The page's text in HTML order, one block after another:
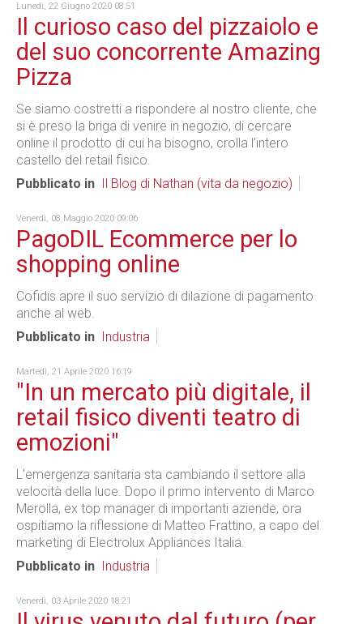
Lunedì, 22 Giugno 2020 08:51
Il curioso caso del pizzaiolo e
del suo concorrente Amazing
Pizza
Se siamo costretti a rispondere al nostro cliente, che
si è preso la briga di venire in negozio, di cercare
online il prodotto di cui ha bisogno, crolla l’intero
castello del retail fisico.
Pubblicato in
Il Blog di Nathan (vita da negozio)
Venerdì, 08 Maggio 2020 09:06
PagoDIL Ecommerce per lo
shopping online
Cofidis apre il suo servizio di dilazione di pagamento
anche al web.
Pubblicato in
Industria
Martedì, 21 Aprile 2020 16:19
"In un mercato più digitale, il
retail fisico diventi teatro di
emozioni"
L'emergenza sanitaria sta cambiando il settore alla
velocità della luce. Dopo il primo intervento di Marco
Merolla, ex top manager di importanti aziende, ora
ospitiamo la riflessione di Matteo Frattino, a capo del
marketing di Electrolux Appliances Italia.
Pubblicato in
Industria
Venerdì, 03 Aprile 2020 18:21